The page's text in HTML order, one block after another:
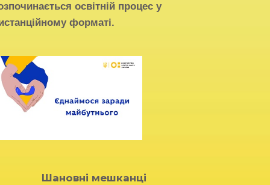
освітній процес у
форматі.
Шановні мешканці